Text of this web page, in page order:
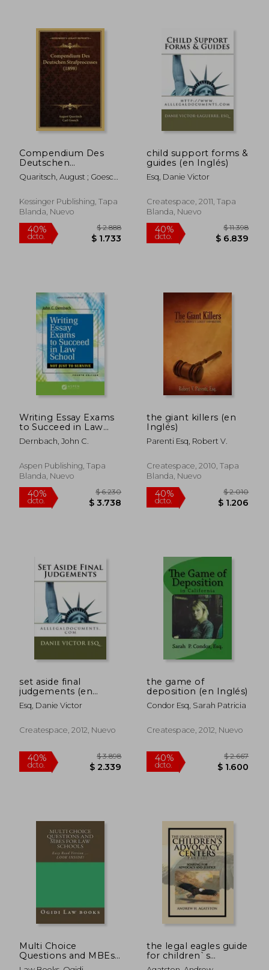
40%
dcto. $ 2.253
40%
dcto.
Compendium Des
Deutschen
Strafprocesses (1898)
(en Alemán)
Quaritsch, August ; Goesch,
Kessinger Publishing, Tapa
Blanda, Nuevo
40%
child support forms &
guides (en Inglés)
Esq, Danie Victor
Createspace, 2011, Tapa
Blanda, Nuevo
40%
dcto.
Writing Essay Exams
to Succeed in Law
School: (Not Just to
Survive) (en Inglés)
Dernbach, John C.
Aspen Publishing, Tapa
Blanda, Nuevo
the giant killers (en
Inglés)
Parenti Esq, Robert V.
Createspace, 2010, Tapa
Blanda, Nuevo
set aside final
judgements (en
Inglés)
Esq, Danie Victor
Createspace, 2012, Nuevo
the game of
deposition (en Inglés)
Condor Esq, Sarah Patricia
Createspace, 2012, Nuevo
Multi Choice
Questions and MBEs
for law schools: Easy
the legal eagles guide
for children`s
advocacy centers